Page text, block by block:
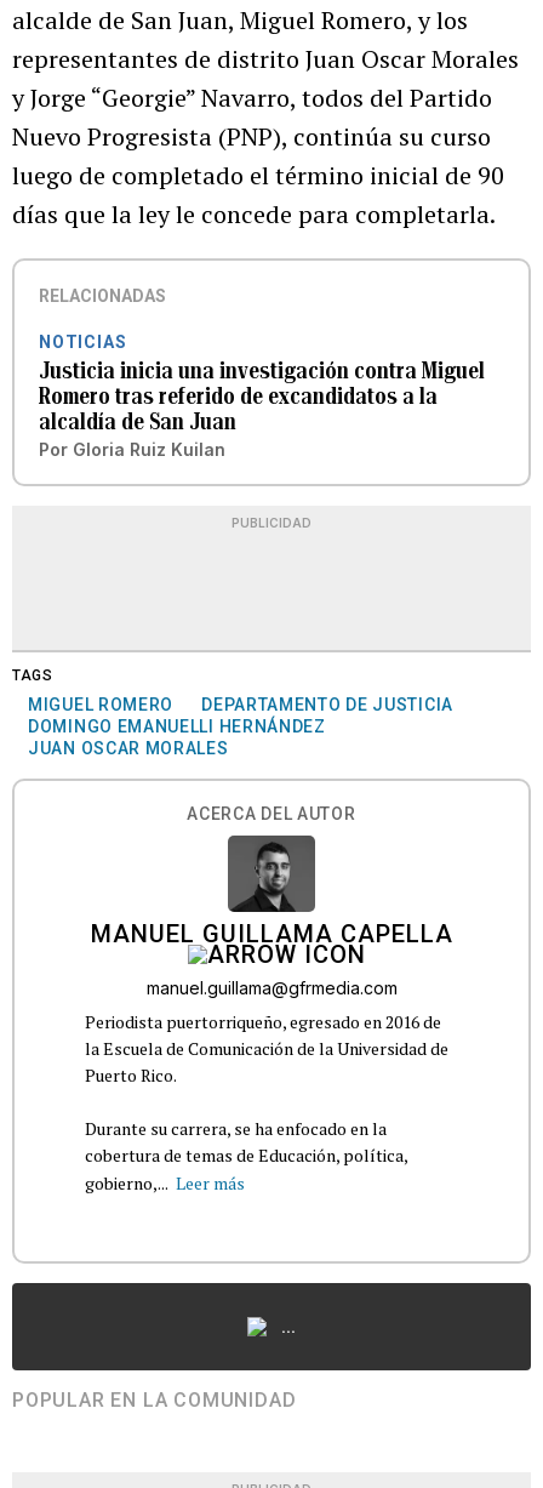
alcalde de San Juan, Miguel Romero, y los
representantes de distrito Juan Oscar Morales
y Jorge “Georgie” Navarro, todos del Partido
Nuevo Progresista (PNP), continúa su curso
luego de completado el término inicial de 90
días que la ley le concede para completarla.
RELACIONADAS
NOTICIAS
Justicia inicia una investigación contra Miguel
Romero tras referido de excandidatos a la
alcaldía de San Juan
Por Gloria Ruiz Kuilan
PUBLICIDAD
TAGS
MIGUEL ROMERO
DEPARTAMENTO DE JUSTICIA
DOMINGO EMANUELLI HERNÁNDEZ
JUAN OSCAR MORALES
ACERCA DEL AUTOR
MANUEL GUILLAMA CAPELLA
manuel.guillama@gfrmedia.com
Periodista puertorriqueño, egresado en 2016 de
la Escuela de Comunicación de la Universidad de
Puerto Rico.
Durante su carrera, se ha enfocado en la
cobertura de temas de Educación, política,
gobierno,... Leer más
...
POPULAR EN LA COMUNIDAD